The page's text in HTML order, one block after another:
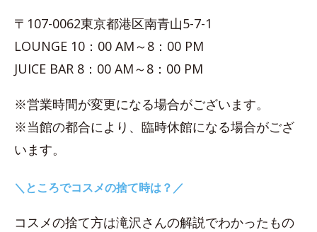
〒107-0062東京都港区南青山5-7-1
LOUNGE 10：00 AM～8：00 PM
JUICE BAR 8：00 AM～8：00 PM
※営業時間が変更になる場合がございます。
※当館の都合により、臨時休館になる場合がござ
います。
＼ところでコスメの捨て時は？／
コスメの捨て方は滝沢さんの解説でわかったもの